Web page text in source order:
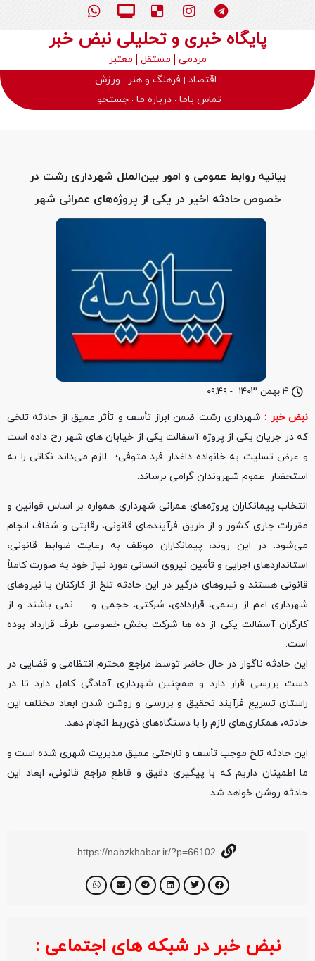
پایگاه خبری و تحلیلی نبض خبر
مردمی مستقل
معتبر
اقتصاد
فرهنگ و هنر
ورزش
تماس باما درباره ما جستجو
۴ بهمن ۱۴۰۳ - ۰۹:۴۹
بیانیه روابط عمومی و امور بین‌الملل شهرداری رشت در
خصوص حادثه اخیر در یکی از پروژه‌های عمرانی شهر
نبض خبر : شهرداری رشت ضمن ابراز تأسف و تأثر عمیق از حادثه تلخی
که در جریان یکی از پروژه‌ آسفالت یکی از خیابان های شهر رخ داده است
و عرض تسلیت به خانواده داغدار فرد متوفی؛ لازم می‌داند نکاتی را به
استحضار عموم شهروندان گرامی برساند.
انتخاب پیمانکاران پروژه‌های عمرانی شهرداری همواره بر اساس قوانین و
مقررات جاری کشور و از طریق فرآیندهای قانونی، رقابتی و شفاف انجام
می‌شود. در این روند، پیمانکاران موظف به رعایت ضوابط قانونی،
استانداردهای اجرایی و تأمین نیروی انسانی مورد نیاز خود به صورت کاملاً
قانونی هستند و نیروهای درگیر در این حادثه تلخ از کارکنان یا نیروهای
شهرداری اعم از رسمی، قراردادی، شرکتی، حجمی و … نمی باشند و از
کارگران آسفالت یکی از ده ها شرکت بخش خصوصی طرف قرارداد بوده
است.
این حادثه ناگوار در حال حاضر توسط مراجع محترم انتظامی و قضایی در
دست بررسی قرار دارد و همچنین شهرداری آمادگی کامل دارد تا در
راستای تسریع فرآیند تحقیق و بررسی و روشن شدن ابعاد مختلف این
حادثه، همکاری‌های لازم را با دستگاه‌های ذی‌ربط انجام دهد.
این حادثه تلخ موجب تأسف و ناراحتی عمیق مدیریت شهری شده است و
ما اطمینان داریم که با پیگیری دقیق و قاطع مراجع قانونی، ابعاد این
حادثه روشن خواهد شد.
https://nabzkhabar.ir/?p=66102
نبض خبر در شبکه های اجتماعی :